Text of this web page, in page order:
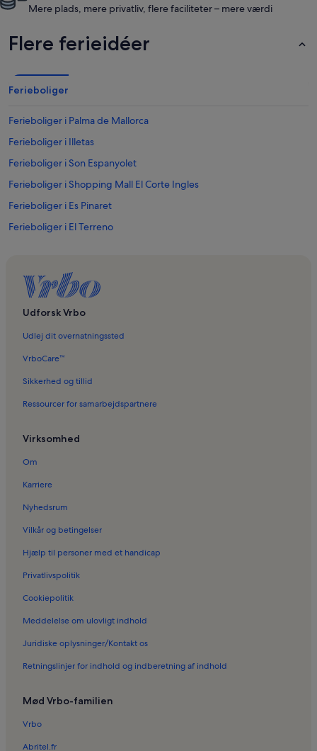
Mere plads, mere privatliv, flere faciliteter – mere værdi
Flere ferieidéer
Ferieboliger
Ferieboliger i Palma de Mallorca
Ferieboliger i Illetas
Ferieboliger i Son Espanyolet
Ferieboliger i Shopping Mall El Corte Ingles
Ferieboliger i Es Pinaret
Ferieboliger i El Terreno
Ferieboliger i Platja de Can Pastilla
Ferieboliger i Monestir de la Puríssima Concepció de les Caputxines
Ferieboliger i FAN Mallorca Shopping
Ferieboliger i Palma Yacht Club
Ferieboliger i Palma de Mallorca Havn
Ferieboliger i Playa de Palma
Ferieboliger i Mallorca
Ferieboliger i Cal Marquès del Palmer
Ferieboliger i Es Secar de la Real
Ferieboliger i Son Serra Perera
Ferieboliger i Can Pastilla
Ferieboliger i Sindicat
Ferieboliger i La Bonanova
Ferieboliger i Costa d'en Blanes
Udforsk Vrbo
Udlej dit overnatningssted
VrboCare™
Sikkerhed og tillid
Ressourcer for samarbejdspartnere
Virksomhed
Om
Karriere
Nyhedsrum
Vilkår og betingelser
Hjælp til personer med et handicap
Privatlivspolitik
Cookiepolitik
Meddelelse om ulovligt indhold
Juridiske oplysninger/Kontakt os
Retningslinjer for indhold og indberetning af indhold
Mød Vrbo-familien
Vrbo
Abritel.fr